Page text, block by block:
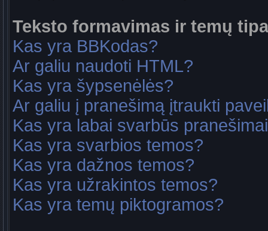
Teksto formavimas ir temų
Kas yra BBKodas?
Ar galiu naudoti HTML?
Kas yra šypsenėlės?
Ar galiu į pranešimą įtraukti
Kas yra labai svarbūs
Kas yra svarbios temos?
Kas yra dažnos temos?
Kas yra užrakintos temos?
Kas yra temų piktogramos?